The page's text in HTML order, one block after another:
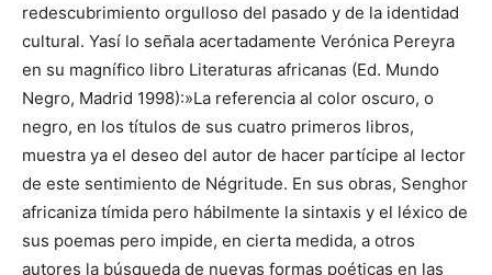
redescubrimiento orgulloso del pasado y de la identidad
cultural. Yasí lo señala acertadamente Verónica Pereyra
en su magnífico libro Literaturas africanas (Ed. Mundo
Negro, Madrid 1998):»La referencia al color oscuro, o
negro, en los títulos de sus cuatro primeros libros,
muestra ya el deseo del autor de hacer partícipe al lector
de este sentimiento de Négritude. En sus obras, Senghor
africaniza tímida pero hábilmente la sintaxis y el léxico de
sus poemas pero impide, en cierta medida, a otros
autores la búsqueda de nuevas formas poéticas en las